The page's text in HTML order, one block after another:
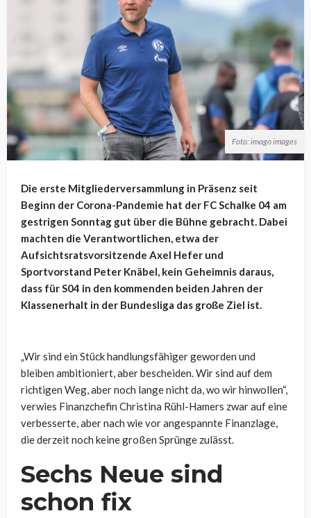
Foto: imago images
Die erste Mitgliederversammlung in Präsenz seit
Beginn der Corona-Pandemie hat der FC Schalke 04 am
gestrigen Sonntag gut über die Bühne gebracht. Dabei
machten die Verantwortlichen, etwa der
Aufsichtsratsvorsitzende Axel Hefer und
Sportvorstand Peter Knäbel, kein Geheimnis daraus,
dass für S04 in den kommenden beiden Jahren der
Klassenerhalt in der Bundesliga das große Ziel ist.
„Wir sind ein Stück handlungsfähiger geworden und
bleiben ambitioniert, aber bescheiden. Wir sind auf dem
richtigen Weg, aber noch lange nicht da, wo wir hinwollen“,
verwies Finanzchefin Christina Rühl-Hamers zwar auf eine
verbesserte, aber nach wie vor angespannte Finanzlage,
die derzeit noch keine großen Sprünge zulässt.
Sechs Neue sind
schon fix